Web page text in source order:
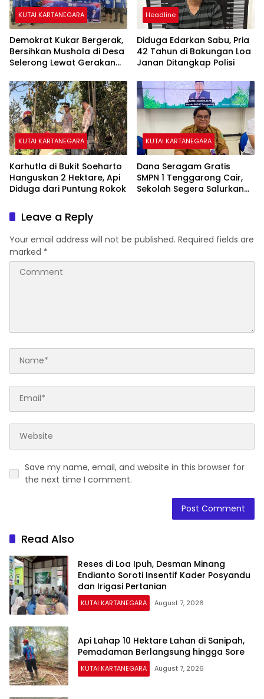
KUTAI KARTANEGARA
Demokrat Kukar Bergerak,
Bersihkan Mushola di Desa
Selerong Lewat Gerakan
Headline
Diduga Edarkan Sabu, Pria
42 Tahun di Bakungan Loa
Janan Ditangkap Polisi
KUTAI KARTANEGARA
Karhutla di Bukit Soeharto
Hanguskan 2 Hektare, Api
Diduga dari Puntung Rokok
KUTAI KARTANEGARA
Dana Seragam Gratis
SMPN 1 Tenggarong Cair,
Sekolah Segera Salurkan
Leave a Reply
Your email address will not be published. Required fields are
marked *
Save my name, email, and website in this browser for
the next time I comment.
Read Also
Reses di Loa Ipuh, Desman Minang
Endianto Soroti Insentif Kader Posyandu
dan Irigasi Pertanian
KUTAI KARTANEGARA August 7, 2026
Api Lahap 10 Hektare Lahan di Sanipah,
Pemadaman Berlangsung hingga Sore
KUTAI KARTANEGARA August 7, 2026